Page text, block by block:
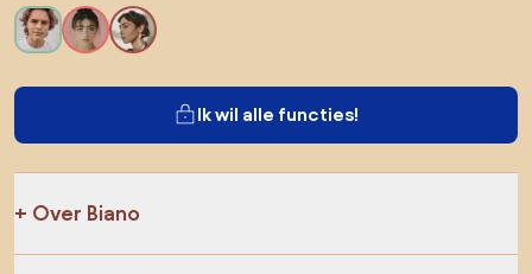
Ik wil alle functies!
Over Biano